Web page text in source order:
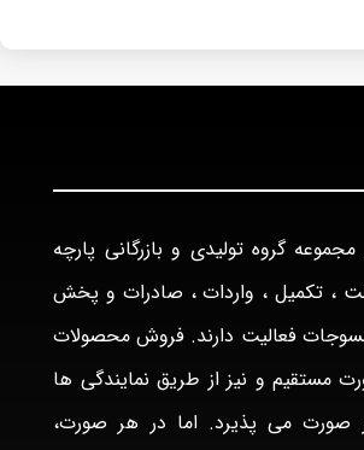
گروه تولیدی و بازرگانی پارچه
، تکمیل ، واردات ، صادرات و پخش
فعالیت دارند. فروش محصولات
مستقیم و نیز از طریق نمایندگی ها
صورت می پذیرد. اما در هر صورت،